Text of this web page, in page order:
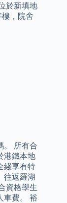
於新填地
樓，院舍
。 所有合
港鐵本地
綫享有特
往返羅湖
資格學生
車費。 裕